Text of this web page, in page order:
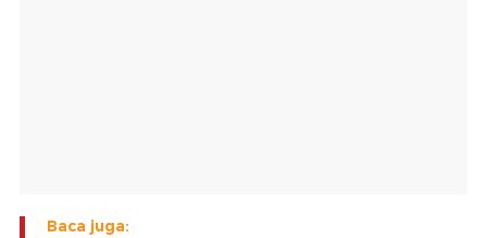
Baca juga: